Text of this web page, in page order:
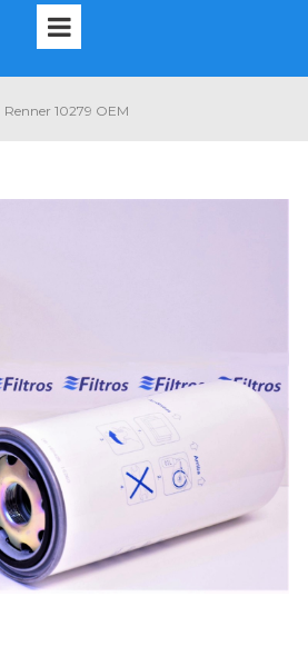
Renner 10279 OEM